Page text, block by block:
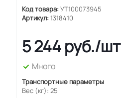
Код товара: УТ100073945
Артикул: 1318410
5 244руб./шт
Много
Транспортные параметры
Вес (кг): 25